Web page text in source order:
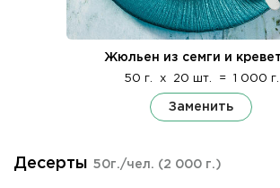
Жюльен из семги и
50 г. x 20 шт. = 1 000 г.
Заменить
Десерты 50г./чел. (2 000 г.)